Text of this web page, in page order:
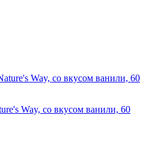
Way, со вкусом ванили, 60